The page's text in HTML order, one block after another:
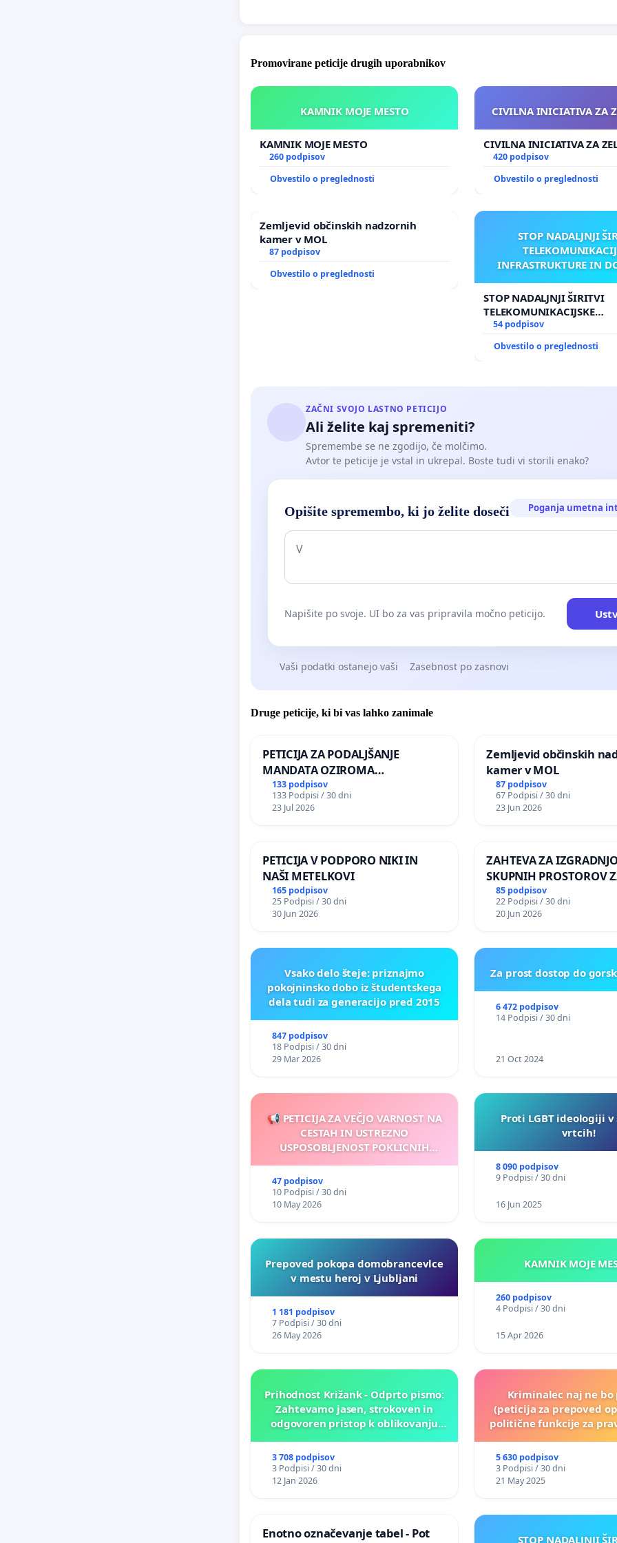
Promovirane peticije drugih uporabnikov
KAMNIK MOJE MESTO
KAMNIK MOJE MESTO
260 podpisov
Obvestilo o preglednosti
CIVILNA INICIATIVA ZA
CIVILNA INICIATIVA ZA
420 podpisov
Obvestilo o preglednosti
Zemljevid občinskih nadzornih
kamer v MOL
87 podpisov
Obvestilo o preglednosti
STOP NADALJNJI
INFRASTRUKTURE IN
STOP NADALJNJI ŠIRITVI
TELEKOMUNIKACIJSKE
INFRASTRUKTURE IN
ANTEN V GRADIŠČAKU
54 podpisov
Obvestilo o preglednosti
ZAČNI SVOJO LASTNO PETICIJO
Ali želite kaj spremeniti?
Spremembe se ne zgodijo, če molčimo.
Avtor te peticije je vstal in ukrepal. Boste tudi vi storili enako?
Opišite spremembo, ki jo želite doseči Poganja umetna
Napišite po svoje. UI bo za vas pripravila močno peticijo.
Vaši podatki ostanejo vaši Zasebnost po zasnovi
Druge peticije, ki bi vas lahko zanimale
PETICIJA ZA PODALJŠANJE
MANDATA OZIROMA
ČIMPREJŠNJO PONOVNO
NAPOTITEV GOSPODA BERNARDA
ŠRAJNERJA NA VELEPOSLANIŠTVO
133 podpisov
133 Podpisi / 30 dni
23 Jul 2026
Zemljevid občinskih
kamer v MOL
87 podpisov
67 Podpisi / 30 dni
23 Jun 2026
PETICIJA V PODPORO NIKI IN
NAŠI METELKOVI
165 podpisov
25 Podpisi / 30 dni
30 Jun 2026
ZAHTEVA ZA
SKUPNIH PROSTOROV
PREBIVALCE KRAJEVNE
SKUPNOSTI PRESTRANEK
85 podpisov
22 Podpisi / 30 dni
20 Jun 2026
Vsako delo šteje: priznajmo
pokojninsko dobo iz študentskega
dela tudi za generacijo pred 2015
847 podpisov
18 Podpisi / 30 dni
29 Mar 2026
Za prost dostop do
6 472 podpisov
14 Podpisi / 30 dni
21 Oct 2024
📢 PETICIJA ZA VEČJO VARNOST NA
CESTAH IN USTREZNO
USPOSOBLJENOST POKLICNIH
47 podpisov
10 Podpisi / 30 dni
10 May 2026
Proti LGBT ideologiji v
vrtcih!
8 090 podpisov
9 Podpisi / 30 dni
16 Jun 2025
Prepoved pokopa domobrancevlce
v mestu heroj v Ljubljani
1 181 podpisov
7 Podpisi / 30 dni
26 May 2026
KAMNIK
260 podpisov
4 Podpisi / 30 dni
15 Apr 2026
Prihodnost Križank - Odprto pismo:
Zahtevamo jasen, strokoven in
odgovoren pristop k oblikovanju
3 708 podpisov
3 Podpisi / 30 dni
12 Jan 2026
Kriminalec naj ne
(peticija za prepoved
politične funkcije za
5 630 podpisov
3 Podpisi / 30 dni
21 May 2025
Enotno označevanje tabel - Pot
STOP NADALJNJI